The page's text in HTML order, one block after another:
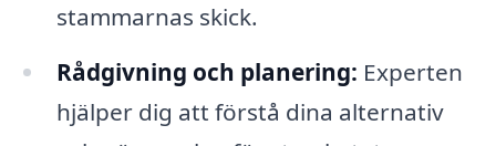
stammarnas skick.
Rådgivning och planering: Experten
hjälper dig att förstå dina alternativ